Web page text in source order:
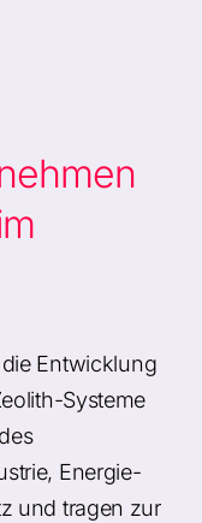
Entwicklung
Systeme
Energie-
und tragen zur